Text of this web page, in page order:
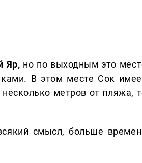
Яр, но по выходным это
В этом месте Сок
метров от пляжа,
смысл, больше